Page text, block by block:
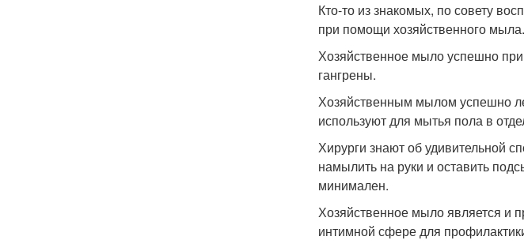
Кто-то из знакомых, по совету
при помощи хозяйственного мыла.
Хозяйственное мыло успешно
гангрены.
Хозяйственным мылом успешно
используют для мытья пола в
Хирурги знают об удивительной
намылить на руки и оставить
минимален.
Хозяйственное мыло является и
интимной сфере для